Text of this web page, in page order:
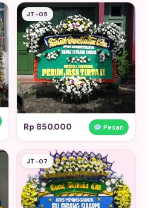
JT-05
Rp 850.000 Pesan
JT-07